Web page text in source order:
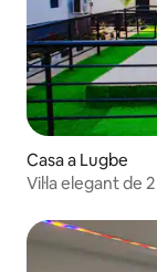
Casa a Lugbe
Vil·la elegant de